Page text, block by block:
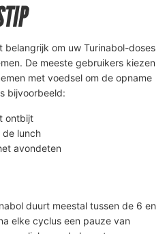
belangrijk om uw Turinabol-doses
De meeste gebruikers kiezen
met voedsel om de opname
bijvoorbeeld:
ontbijt
de lunch
avondeten
duurt meestal tussen de 6 en
elke cyclus een pauze van